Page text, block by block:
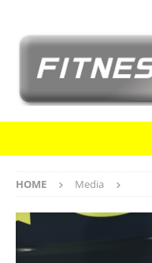
HOME Media